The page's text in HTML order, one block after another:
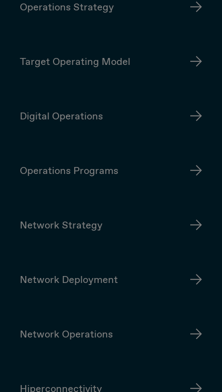
Operations Strategy
Target Operating Model
Digital Operations
Operations Programs
Network Strategy
Network Deployment
Network Operations
Hiperconnectivity